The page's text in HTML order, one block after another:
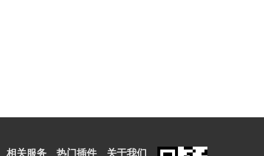
相关服务 热门插件 关于我们